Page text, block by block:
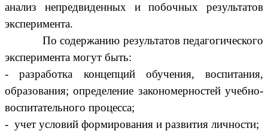
анализ непредвиденных и побочных результатов
эксперимента.
По содержанию результатов педагогического
эксперимента могут быть:
- разработка концепций обучения, воспитания,
образования; определение закономерностей учебно-
воспитательного процесса;
- учет условий формирования и развития личности;